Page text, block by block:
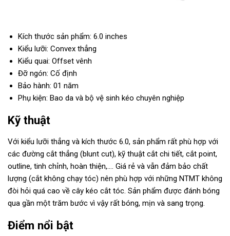
Kích thước sản phẩm: 6.0 inches
Kiểu lưỡi: Convex thẳng
Kiểu quai: Offset vênh
Đỡ ngón: Cố định
Bảo hành: 01 năm
Phụ kiện: Bao da và bộ vệ sinh kéo chuyên nghiệp
Kỹ thuật
Với kiểu lưỡi thẳng và kích thước 6.0, sản phẩm rất phù hợp với
các đường cắt thẳng (blunt cut), kỹ thuật cắt chi tiết, cắt point,
outline, tinh chỉnh, hoàn thiện,…. Giá rẻ và vẫn đảm bảo chất
lượng (cắt không chạy tóc) nên phù hợp với những NTMT không
đòi hỏi quá cao về cây kéo cắt tóc. Sản phẩm được đánh bóng
qua gần một trăm bước vì vậy rất bóng, mịn và sang trọng.
Điểm nổi bật